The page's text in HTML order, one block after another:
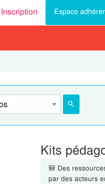
Inscription Espace
Kits
🎒 Des
par des acteurs